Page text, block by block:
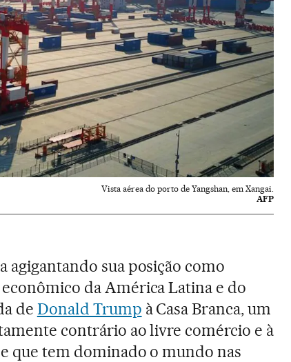
Vista aérea do porto de Yangshan, em Xangai.
AFP
agigantando sua posição como
da América Latina e do
de Donald Trump à Casa Branca, um
contrário ao livre comércio e à
que tem dominado o mundo nas